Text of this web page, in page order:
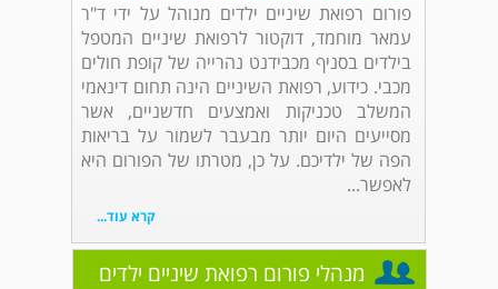
פורום רפואת שיניים ילדים מנוהל על ידי ד"ר
עמאר מוחמד, דוקטור לרפואת שיניים המטפל
בילדים בסניף מכבידנט נהרייה של קופת חולים
מכבי. כידוע, רפואת השיניים הינה תחום דינאמי
המשלב טכניקות ואמצעים חדשניים, אשר
מסייעים היום יותר מבעבר לשמור על בריאות
הפה של ילדיכם. על כן, מטרתו של הפורום היא
לאפשר...
קרא עוד...
מנהלי פורום רפואת שיניים ילדים